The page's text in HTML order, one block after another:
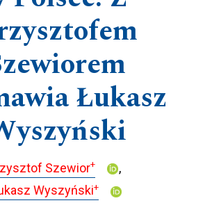
Łukasz
Szewior+
Wyszyński+